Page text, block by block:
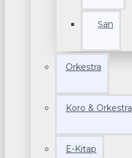
Şan
Orkestra
Koro & Orkestra
E-Kitap